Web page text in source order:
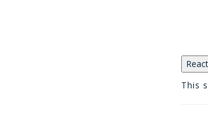
This